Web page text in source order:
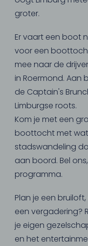
groter.
Er vaart een boot
voor een
mee naar de
in Roermond. Aan
de Captain's
Limburgse roots.
Kom je met een
boottocht met wat
stadswandeling
aan boord. Bel
programma.
Plan je een
een vergadering?
je eigen
en het